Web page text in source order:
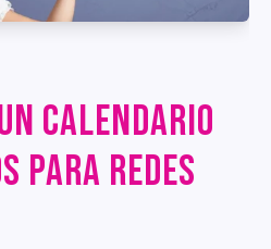
CALENDARIO
PARA REDES